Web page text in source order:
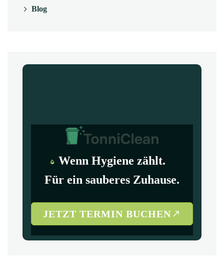
Blog
Wenn Hygiene zählt.
Für ein sauberes Zuhause.
JETZT TERMIN BUCHEN